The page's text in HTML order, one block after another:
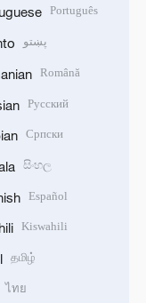
Português
پښتو
Română
Русский
Српски
සිංහල
Español
Kiswahili
தமிழ்
ไทย